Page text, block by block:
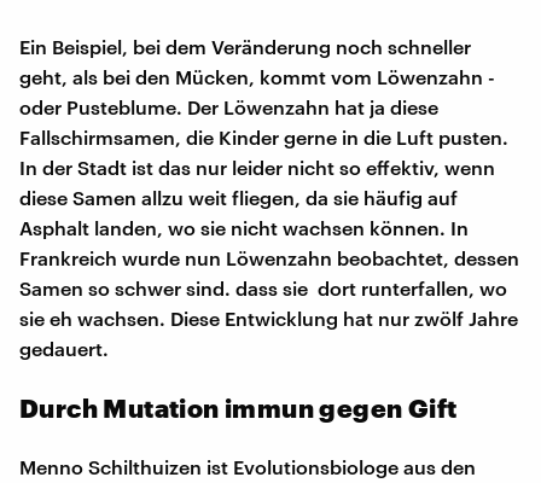
Ein Beispiel, bei dem Veränderung noch schneller
geht, als bei den Mücken, kommt vom Löwenzahn -
oder Pusteblume. Der Löwenzahn hat ja diese
Fallschirmsamen, die Kinder gerne in die Luft pusten.
In der Stadt ist das nur leider nicht so effektiv, wenn
diese Samen allzu weit fliegen, da sie häufig auf
Asphalt landen, wo sie nicht wachsen können. In
Frankreich wurde nun Löwenzahn beobachtet, dessen
Samen so schwer sind. dass sie dort runterfallen, wo
sie eh wachsen. Diese Entwicklung hat nur zwölf Jahre
gedauert.
Durch Mutation immun gegen Gift
Menno Schilthuizen ist Evolutionsbiologe aus den